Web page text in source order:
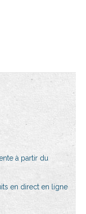
à partir du
en direct en ligne